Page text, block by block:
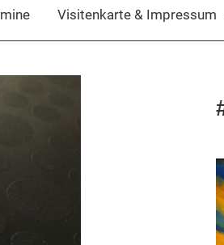
Visitenkarte & Impressum